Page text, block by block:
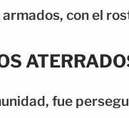
con el
fue